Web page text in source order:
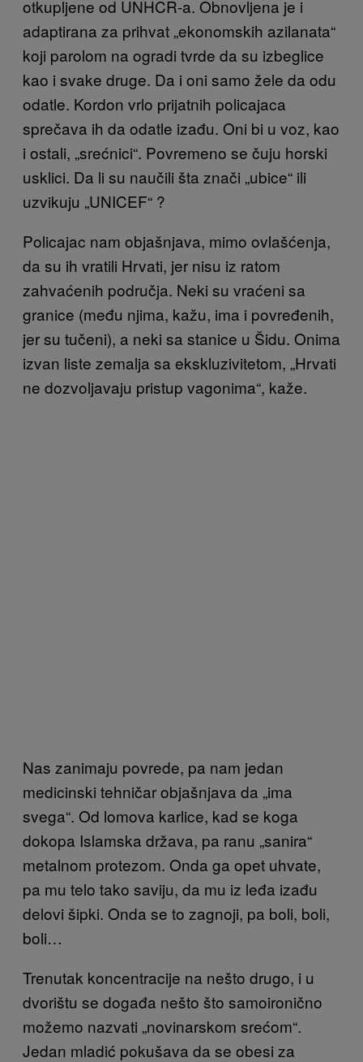
otkupljene od UNHCR-a. Obnovljena je i
adaptirana za prihvat „ekonomskih azilanata“
koji parolom na ogradi tvrde da su izbeglice
kao i svake druge. Da i oni samo žele da odu
odatle. Kordon vrlo prijatnih policajaca
sprečava ih da odatle izađu. Oni bi u voz, kao
i ostali, „srećnici“. Povremeno se čuju horski
usklici. Da li su naučili šta znači „ubice“ ili
uzvikuju „UNICEF“ ?
Policajac nam objašnjava, mimo ovlašćenja,
da su ih vratili Hrvati, jer nisu iz ratom
zahvaćenih područja. Neki su vraćeni sa
granice (među njima, kažu, ima i povređenih,
jer su tučeni), a neki sa stanice u Šidu. Onima
izvan liste zemalja sa ekskluzivitetom, „Hrvati
ne dozvoljavaju pristup vagonima“, kaže.
Nas zanimaju povrede, pa nam jedan
medicinski tehničar objašnjava da „ima
svega“. Od lomova karlice, kad se koga
dokopa Islamska država, pa ranu „sanira“
metalnom protezom. Onda ga opet uhvate,
pa mu telo tako saviju, da mu iz leđa izađu
delovi šipki. Onda se to zagnoji, pa boli, boli,
boli…
Trenutak koncentracije na nešto drugo, i u
dvorištu se događa nešto što samoironično
možemo nazvati „novinarskom srećom“.
Jedan mladić pokušava da se obesi za